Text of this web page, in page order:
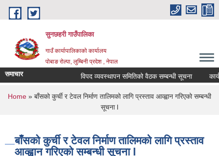
Skip to main content
सुनछहरी गाउँपालिका
गाउँ कार्यापालिकाको कार्यालय
पोबाङ रोल्पा, लुम्बिनी प्रदेश , नेपाल
समाचार विपद व्यवस्थापन समितिको वैठक सम्बन्धी सूचना
You are here
Home » बाँसको कुर्ची र टेवल निर्माण तालिमको लागि प्रस्ताव आव्ह्वान गरिएको सम्बन्धी
सूचना l
बाँसको कुर्ची र टेवल निर्माण तालिमको लागि प्रस्ताव
आव्ह्वान गरिएको सम्बन्धी सूचना l